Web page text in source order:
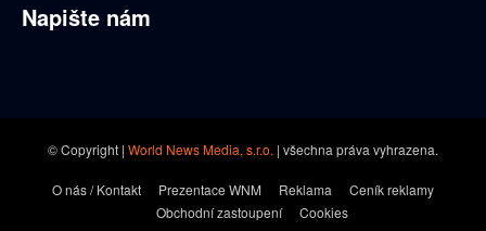
Napište nám
© Copyright | World News Media, s.r.o. | všechna práva vyhrazena.
O nás / Kontakt Prezentace WNM Reklama
Ceník reklamy
Obchodní zastoupení
Cookies